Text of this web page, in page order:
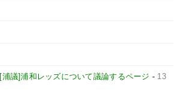
[浦議]浦和レッズについて議論するページ - 13